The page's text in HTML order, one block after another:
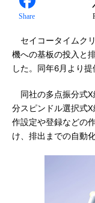
Share
セイコータイムク
機への基板の投入と
した。同年6月より提
同社の多点振分式X
分スピンドル選択式
作設定や登録などの
け、排出までの自動